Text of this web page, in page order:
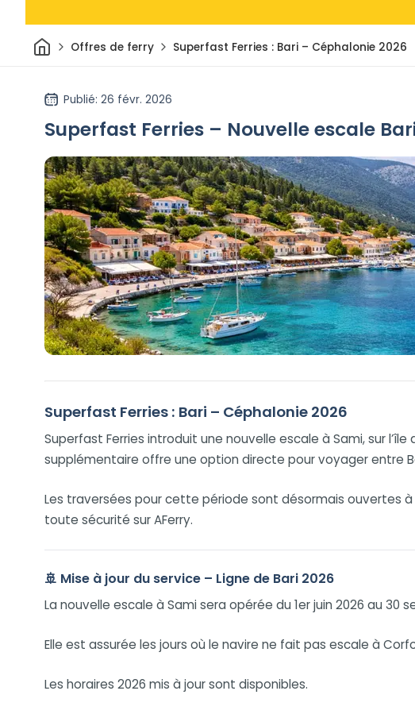
Maison
Offres de ferry Superfast Ferries : Bari – Céphalonie 2026
Publié: 26 févr. 2026
Superfast Ferries – Nouvelle escale
Superfast Ferries : Bari – Céphalonie 2026
Superfast Ferries introduit une nouvelle escale à Sami, sur
supplémentaire offre une option directe pour voyager entre
Les traversées pour cette période sont désormais ouvertes
toute sécurité sur AFerry.
🚢 Mise à jour du service – Ligne de Bari 2026
La nouvelle escale à Sami sera opérée du 1er juin 2026 au
Elle est assurée les jours où le navire ne fait pas escale à
Les horaires 2026 mis à jour sont disponibles.